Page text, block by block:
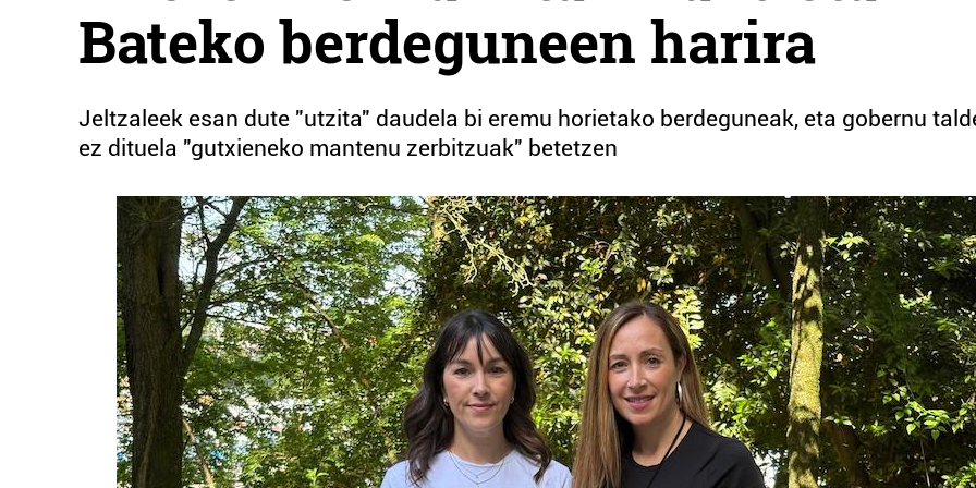
Bateko berdeguneen harira
Jeltzaleek esan dute "utzita" daudela bi eremu horietako berdeguneak, eta gobernu
ez dituela "gutxieneko mantenu zerbitzuak" betetzen